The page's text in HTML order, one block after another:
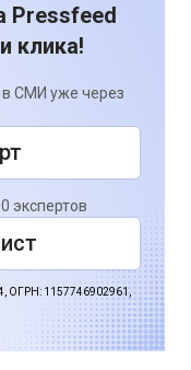
Pressfeed
клика!
в СМИ уже через
экспертов
ОГРН: 1157746902961,